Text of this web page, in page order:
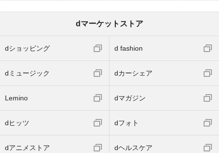
dマーケットストア
dショッピング d fashion
dミュージック dカーシェア
Lemino dマガジン
dヒッツ dフォト
dアニメストア dヘルスケア